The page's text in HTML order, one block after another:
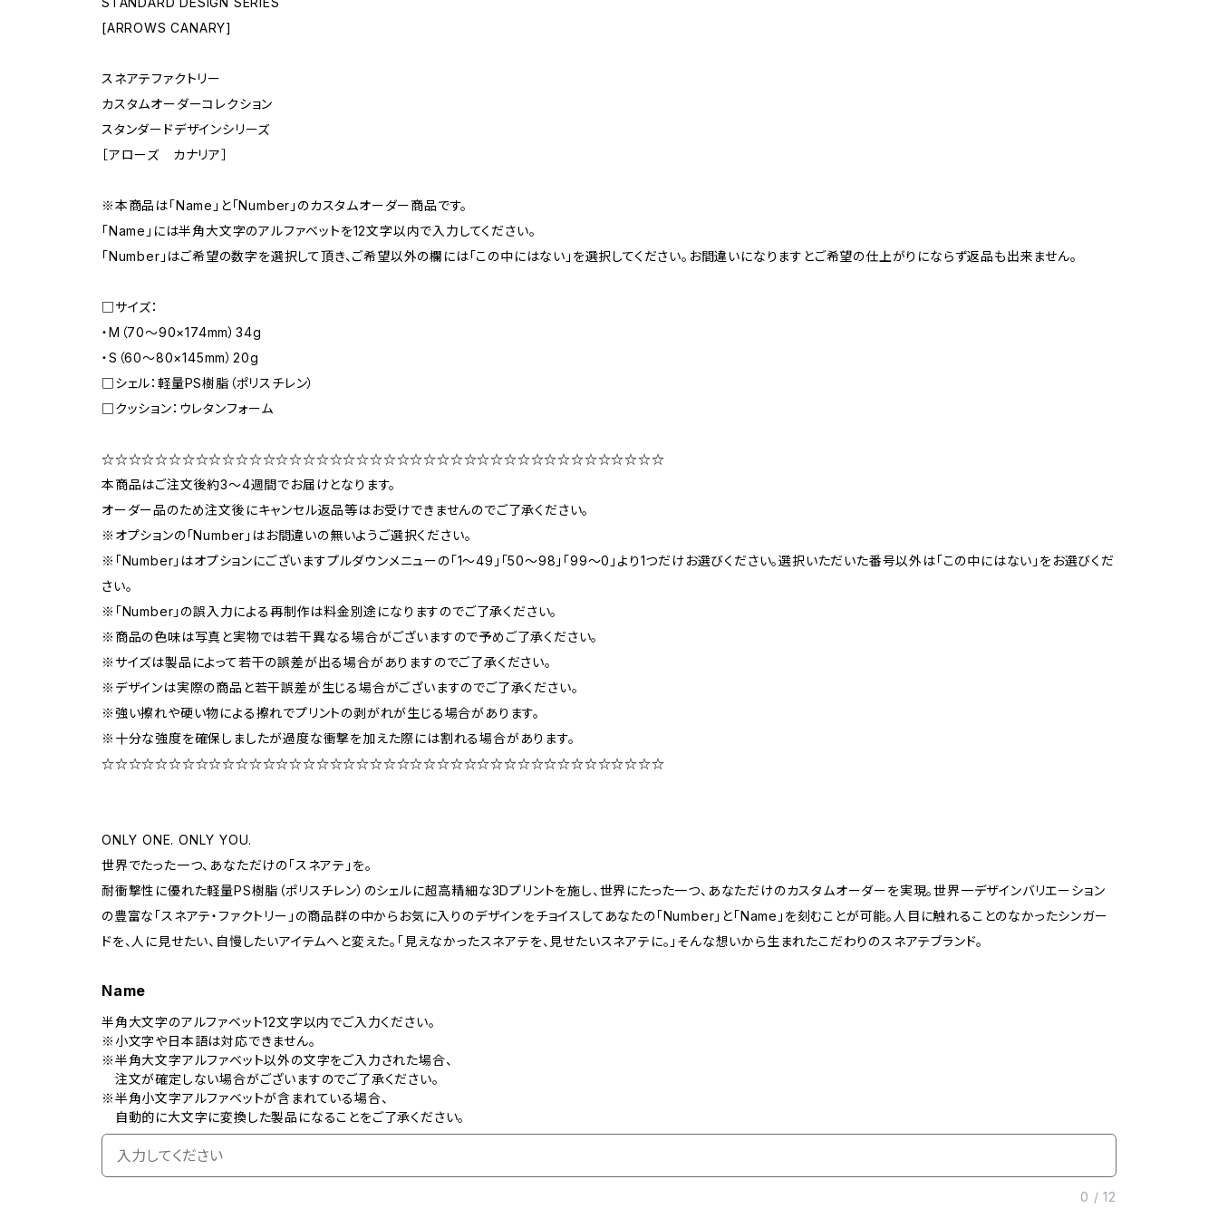
[ARROWS CANARY]
スネアテファクトリー
カスタムオーダーコレクション
スタンダードデザインシリーズ
［アローズ カナリア］
※本商品は「Name」と「Number」のカスタムオーダー商品です。
「Name」には半角大文字のアルファベットを12文字以内で入力してください。
「Number」はご希望の数字を選択して頂き、ご希望以外の欄には「この中にはない」を選択してください。お間違いになりますとご希望の仕上がりにならず返品も出来ません。
□サイズ：
・M（70〜90×174mm）34g
・S（60〜80×145mm）20g
□シェル：軽量PS樹脂（ポリスチレン）
□クッション：ウレタンフォーム
☆☆☆☆☆☆☆☆☆☆☆☆☆☆☆☆☆☆☆☆☆☆☆☆☆☆☆☆☆☆☆☆☆☆☆☆☆☆☆☆☆☆
本商品はご注文後約3〜4週間でお届けとなります。
オーダー品のため注文後にキャンセル返品等はお受けできませんのでご了承ください。
※オプションの「Number」はお間違いの無いようご選択ください。
※「Number」はオプションにございますプルダウンメニューの「1〜49」「50〜98」「99〜0」より1つだけお選びください。選択いただいた番号以外は「この中にはない」をお選びくだ
さい。
※「Number」の誤入力による再制作は料金別途になりますのでご了承ください。
※商品の色味は写真と実物では若干異なる場合がございますので予めご了承ください。
※サイズは製品によって若干の誤差が出る場合がありますのでご了承ください。
※デザインは実際の商品と若干誤差が生じる場合がございますのでご了承ください。
※強い擦れや硬い物による擦れでプリントの剥がれが生じる場合があります。
※十分な強度を確保しましたが過度な衝撃を加えた際には割れる場合があります。
☆☆☆☆☆☆☆☆☆☆☆☆☆☆☆☆☆☆☆☆☆☆☆☆☆☆☆☆☆☆☆☆☆☆☆☆☆☆☆☆☆☆
ONLY ONE. ONLY YOU.
世界でたった一つ、あなただけの「スネアテ」を。
耐衝撃性に優れた軽量PS樹脂（ポリスチレン）のシェルに超高精細な3Dプリントを施し、世界にたった一つ、あなただけのカスタムオーダーを実現。世界一デザインバリエーション
の豊富な「スネアテ・ファクトリー」の商品群の中からお気に入りのデザインをチョイスしてあなたの「Number」と「Name」を刻むことが可能。人目に触れることのなかったシンガー
ドを、人に見せたい、自慢したいアイテムへと変えた。「見えなかったスネアテを、見せたいスネアテに。」そんな想いから生まれたこだわりのスネアテブランド。
Name
半角大文字のアルファベット12文字以内でご入力ください。
※小文字や日本語は対応できません。
※半角大文字アルファベット以外の文字をご入力された場合、
注文が確定しない場合がございますのでご了承ください。
※半角小文字アルファベットが含まれている場合、
自動的に大文字に変換した製品になることをご了承ください。
0 /12